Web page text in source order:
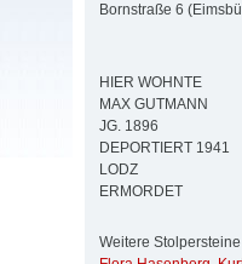
Bornstraße 6
HIER WOHNTE
MAX GUTMANN
JG. 1896
DEPORTIERT 1941
LODZ
ERMORDET
Weitere